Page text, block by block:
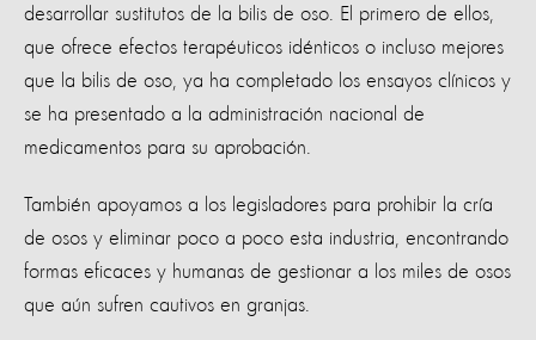
desarrollar sustitutos de la bilis de oso. El primero de ellos,
que ofrece efectos terapéuticos idénticos o incluso mejores
que la bilis de oso, ya ha completado los ensayos clínicos y
se ha presentado a la administración nacional de
medicamentos para su aprobación.
También apoyamos a los legisladores para prohibir la cría
de osos y eliminar poco a poco esta industria, encontrando
formas eficaces y humanas de gestionar a los miles de osos
que aún sufren cautivos en granjas.